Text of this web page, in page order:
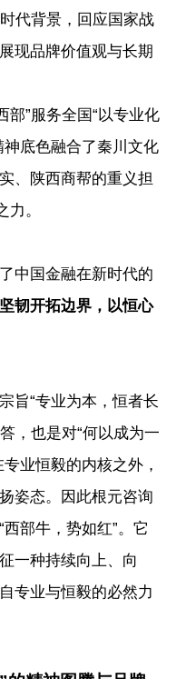
代背景，回应国家战
现品牌价值观与长期
部”服务全国“以专业化
底色融合了秦川文化
、陕西商帮的重义担
。
中国金融在新时代的
韧开拓边界，以恒心
旨“专业为本，恒者长
，也是对“何以成为一
业恒毅的内核之外，
姿态。因此根元咨询
部牛，势如红”。它
一种持续向上、向
专业与恒毅的必然力